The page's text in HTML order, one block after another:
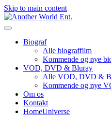
Skip to main content
Biograf
Alle biograffilm
Kommende og nye
VOD, DVD & Bluray
Alle VOD, DVD &
Kommende og nye
Om os
Kontakt
HomeUniverse